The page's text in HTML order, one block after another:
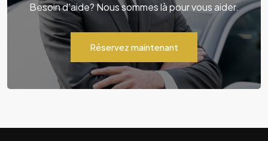
Besoin d'aide? Nous sommes là pour vous aider.
Réservez maintenant